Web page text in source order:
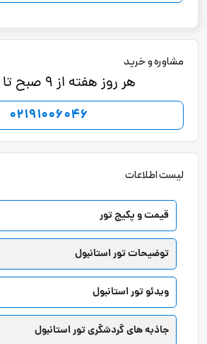
مشاوره و خرید
هر روز هفته از 9 صبح تا 7 شب
02191006046
لیست اطلاعات
قیمت و پکیج تور
توضیحات تور استانبول
ویدئو تور استانبول
جاذبه های گردشگری تور استانبول